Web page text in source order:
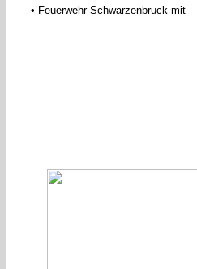
• Feuerwehr Schwarzenbruck mit